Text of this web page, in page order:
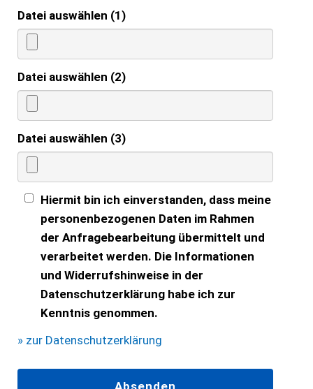
Datei auswählen (1)
Datei auswählen (2)
Datei auswählen (3)
Hiermit bin ich einverstanden, dass meine
personenbezogenen Daten im Rahmen
der Anfragebearbeitung übermittelt und
verarbeitet werden. Die Informationen
und Widerrufshinweise in der
Datenschutzerklärung habe ich zur
Kenntnis genommen.
» zur Datenschutzerklärung